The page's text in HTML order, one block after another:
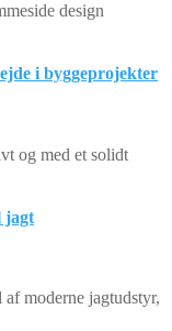
design
i byggeprojekter
og med et solidt
jagt
moderne jagtudstyr,